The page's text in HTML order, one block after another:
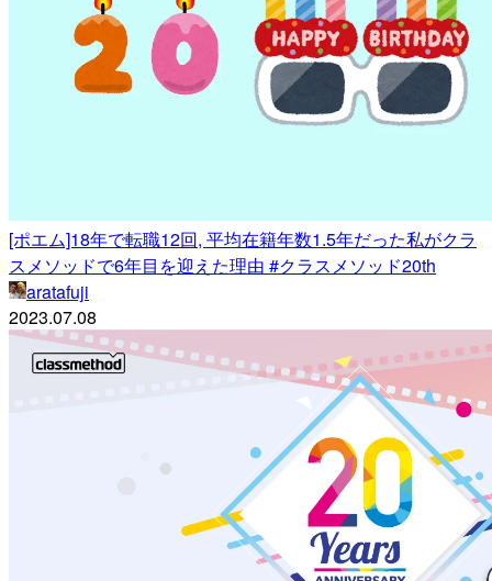
[ポエム]18年で転職12回, 平均在籍年数1.5年だった私がクラ
スメソッドで6年目を迎えた理由 #クラスメソッド20th
aratafuji
2023.07.08